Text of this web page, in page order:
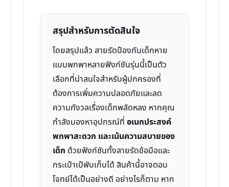
สรุปสำหรับการตัดสินใจ
โดยสรุปแล้ว สายรัดป้องกันเด็กหาย
แบบพกพาหลายฟังก์ชันรุ่นนี้เป็นตัว
เลือกที่น่าสนใจสำหรับผู้ปกครองที่
ต้องการเพิ่มความปลอดภัยและลด
ความกังวลเรื่องเด็กพลัดหลง หากคุณ
กำลังมองหาอุปกรณ์ที่ อเนกประสงค์
พกพาสะดวก และเน้นความสบายของ
เด็ก ด้วยฟังก์ชันทั้งสายรัดข้อมือและ
กระเป๋าเป้พับเก็บได้ สินค้านี้อาจตอบ
โจทย์ได้เป็นอย่างดี อย่างไรก็ตาม หาก